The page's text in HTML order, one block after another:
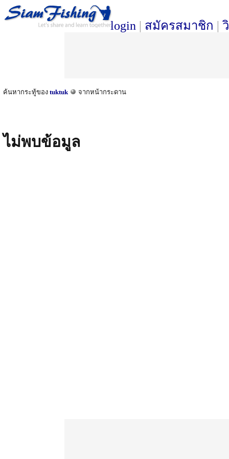
login | สมัครสมาชิก |
ค้นหากระทู้ของ tuktuk จากหน้ากระดาน
ไม่พบข้อมูล